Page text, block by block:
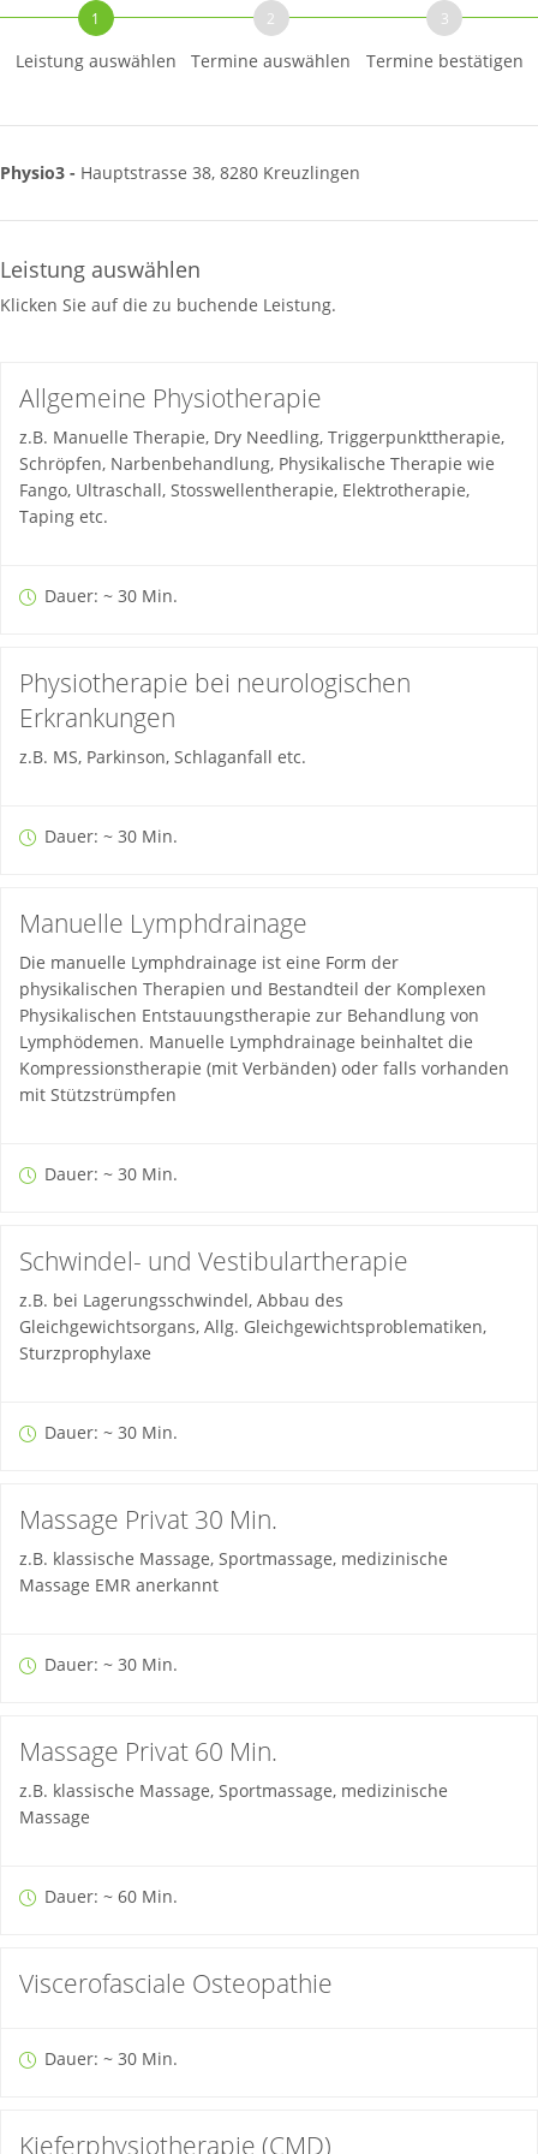
1
Leistung auswählen
2
Termine auswählen
3
Termine bestätigen
Physio3 - Hauptstrasse 38, 8280 Kreuzlingen
Leistung auswählen
Klicken Sie auf die zu buchende Leistung.
Allgemeine Physiotherapie
z.B. Manuelle Therapie, Dry Needling, Triggerpunkttherapie,
Schröpfen, Narbenbehandlung, Physikalische Therapie wie
Fango, Ultraschall, Stosswellentherapie, Elektrotherapie,
Taping etc.
Dauer: ~ 30 Min.
Physiotherapie bei neurologischen
Erkrankungen
z.B. MS, Parkinson, Schlaganfall etc.
Dauer: ~ 30 Min.
Manuelle Lymphdrainage
Die manuelle Lymphdrainage ist eine Form der
physikalischen Therapien und Bestandteil der Komplexen
Physikalischen Entstauungstherapie zur Behandlung von
Lymphödemen. Manuelle Lymphdrainage beinhaltet die
Kompressionstherapie (mit Verbänden) oder falls vorhanden
mit Stützstrümpfen
Dauer: ~ 30 Min.
Schwindel- und Vestibulartherapie
z.B. bei Lagerungsschwindel, Abbau des
Gleichgewichtsorgans, Allg. Gleichgewichtsproblematiken,
Sturzprophylaxe
Dauer: ~ 30 Min.
Massage Privat 30 Min.
z.B. klassische Massage, Sportmassage, medizinische
Massage EMR anerkannt
Dauer: ~ 30 Min.
Massage Privat 60 Min.
z.B. klassische Massage, Sportmassage, medizinische
Massage
Dauer: ~ 60 Min.
Viscerofasciale Osteopathie
Dauer: ~ 30 Min.
Kieferphysiotherapie (CMD)